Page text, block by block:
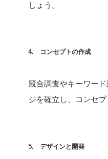
しょう。
4. コンセプトの作成
競合調査やキーワー
ジを確立し、コンセプ
5. デザインと開発